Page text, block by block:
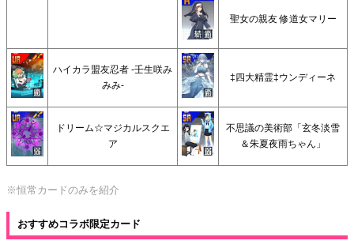
聖女の親友 修道女マリー
ハイカラ盟友忍者 -壬生咲み
みみ-
‡四大精霊‡ウンディーネ
ドリーム☆マジカルスクエ
ア
不思議の美術部「玄冬淡雪
＆朱夏夜雨ちゃん」
※恒常カードのみを紹介
おすすめコラボ限定カード